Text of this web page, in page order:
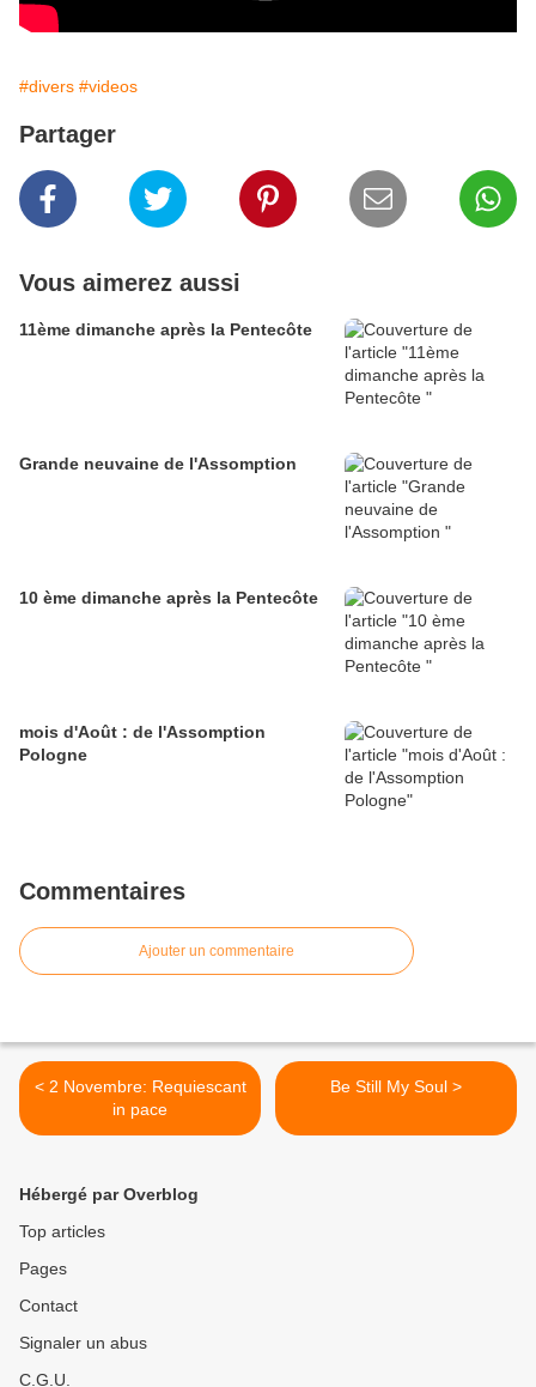
#divers #videos
Partager
Vous aimerez aussi
11ème dimanche après la Pentecôte
Grande neuvaine de l'Assomption
10 ème dimanche après la Pentecôte
mois d'Août : de l'Assomption
Pologne
Commentaires
Ajouter un commentaire
< 2 Novembre: Requiescant
in pace
Be Still My Soul >
Hébergé par Overblog
Top articles
Pages
Contact
Signaler un abus
C.G.U.